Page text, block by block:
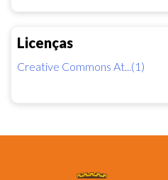
Licenças
Creative Commons At...(1)